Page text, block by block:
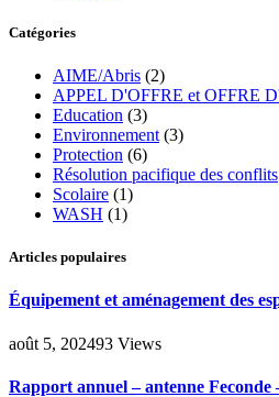
Catégories
AIME/Abris (2)
APPEL D'OFFRE et OFFRE
Education (3)
Environnement (3)
Protection (6)
Résolution pacifique des conflits
Scolaire (1)
WASH (1)
Articles populaires
Équipement et aménagement des
août 5, 202493 Views
Rapport annuel – antenne Feconde